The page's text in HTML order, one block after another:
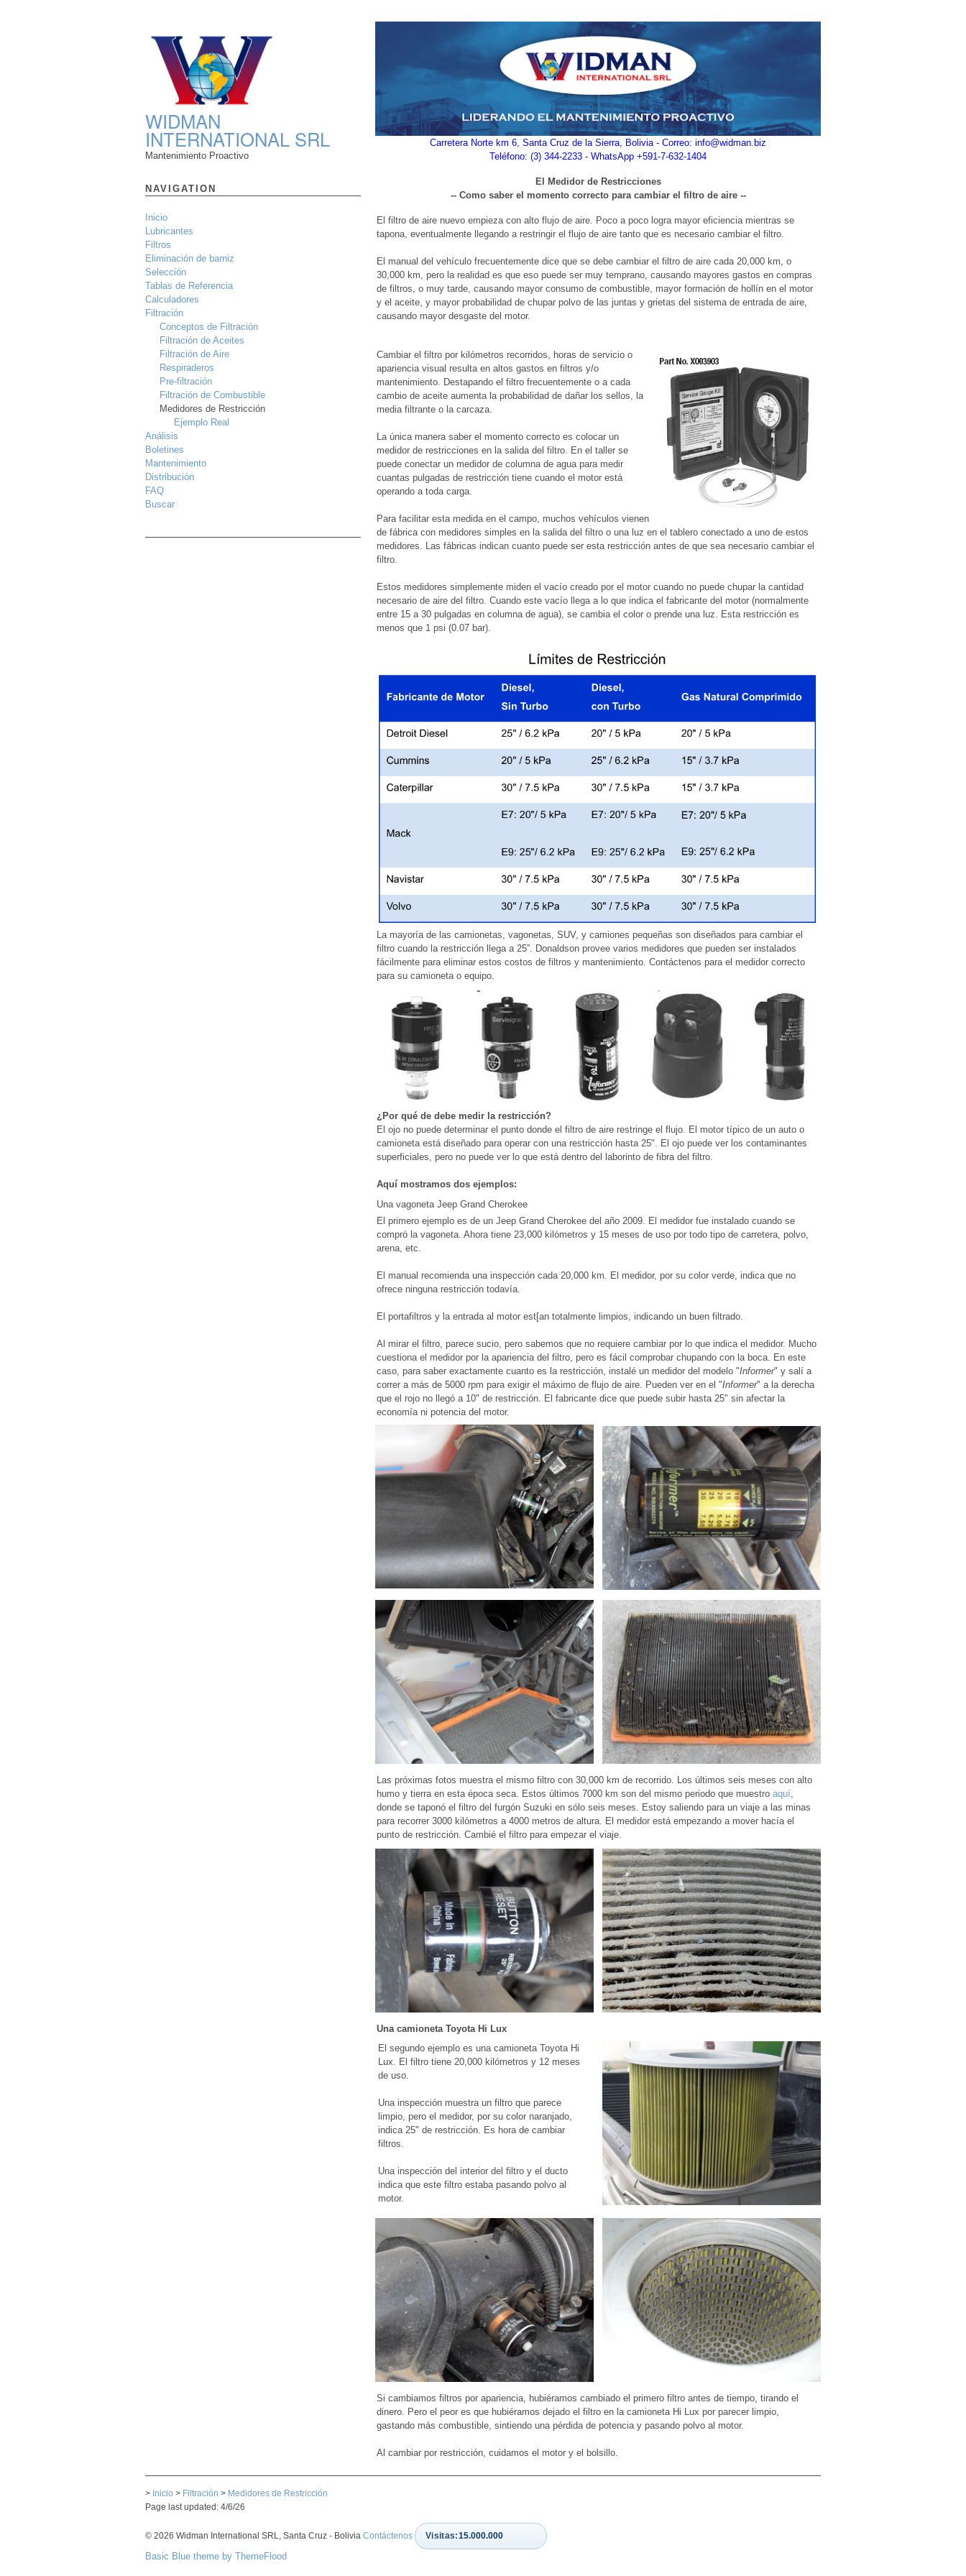
WIDMAN
INTERNATIONAL SRL
Mantenimiento Proactivo
NAVIGATION
Inicio
Lubricantes
Filtros
Eliminación de barniz
Selección
Tablas de Referencia
Calculadores
Filtración
Conceptos de Filtración
Filtración de Aceites
Filtración de Aire
Respiraderos
Pre-filtración
Filtración de Combustible
Medidores de Restricción
Ejemplo Real
Análisis
Boletines
Mantenimiento
Distribución
FAQ
Buscar
Carretera Norte km 6, Santa Cruz de la Sierra, Bolivia - Correo: info@widman.biz
Teléfono: (3) 344-2233 - WhatsApp +591-7-632-1404
El Medidor de Restricciones
-- Como saber el momento correcto para cambiar el filtro de aire --
El filtro de aire nuevo empieza con alto flujo de aire. Poco a poco logra mayor eficiencia mientras se
tapona, eventualmente llegando a restringir el flujo de aire tanto que es necesario cambiar el filtro.
El manual del vehículo frecuentemente dice que se debe cambiar el filtro de aire cada 20,000 km, o
30,000 km, pero la realidad es que eso puede ser muy temprano, causando mayores gastos en compras
de filtros, o muy tarde, causando mayor consumo de combustible, mayor formación de hollín en el motor
y el aceite, y mayor probabilidad de chupar polvo de las juntas y grietas del sistema de entrada de aire,
causando mayor desgaste del motor.
Cambiar el filtro por kilómetros recorridos, horas de servicio o
apariencia visual resulta en altos gastos en filtros y/o
mantenimiento. Destapando el filtro frecuentemente o a cada
cambio de aceite aumenta la probabilidad de dañar los sellos, la
media filtrante o la carcaza.
La única manera saber el momento correcto es colocar un
medidor de restricciones en la salida del filtro. En el taller se
puede conectar un medidor de columna de agua para medir
cuantas pulgadas de restricción tiene cuando el motor está
operando a toda carga.
Para facilitar esta medida en el campo, muchos vehículos vienen
de fábrica con medidores simples en la salida del filtro o una luz en el tablero conectado a uno de estos
medidores. Las fábricas indican cuanto puede ser esta restricción antes de que sea necesario cambiar el
filtro.
Estos medidores simplemente miden el vacío creado por el motor cuando no puede chupar la cantidad
necesario de aire del filtro. Cuando este vacío llega a lo que indica el fabricante del motor (normalmente
entre 15 a 30 pulgadas en columna de agua), se cambia el color o prende una luz. Esta restricción es
menos que 1 psi (0.07 bar).
La mayoría de las camionetas, vagonetas, SUV, y camiones pequeñas son diseñados para cambiar el
filtro cuando la restricción llega a 25”. Donaldson provee varios medidores que pueden ser instalados
fácilmente para eliminar estos costos de filtros y mantenimiento. Contáctenos para el medidor correcto
para su camioneta o equipo.
¿Por qué de debe medir la restricción?
El ojo no puede determinar el punto donde el filtro de aire restringe el flujo. El motor típico de un auto o
camioneta está diseñado para operar con una restricción hasta 25". El ojo puede ver los contaminantes
superficiales, pero no puede ver lo que está dentro del laborinto de fibra del filtro.
Aquí mostramos dos ejemplos:
Una vagoneta Jeep Grand Cherokee
El primero ejemplo es de un Jeep Grand Cherokee del año 2009. El medidor fue instalado cuando se
compró la vagoneta. Ahora tiene 23,000 kilómetros y 15 meses de uso por todo tipo de carretera, polvo,
arena, etc.
El manual recomienda una inspección cada 20,000 km. El medidor, por su color verde, indica que no
ofrece ninguna restricción todavía.
El portafiltros y la entrada al motor est[an totalmente limpios, indicando un buen filtrado.
Al mirar el filtro, parece sucio, pero sabemos que no requiere cambiar por lo que indica el medidor. Mucho
cuestiona el medidor por la apariencia del filtro, pero es fácil comprobar chupando con la boca. En este
caso, para saber exactamente cuanto es la restricción, instalé un medidor del modelo "Informer" y salí a
correr a más de 5000 rpm para exigir el máximo de flujo de aire. Pueden ver en el "Informer" a la derecha
que el rojo no llegó a 10" de restricción. El fabricante dice que puede subir hasta 25" sin afectar la
economía ni potencia del motor.
Las próximas fotos muestra el mismo filtro con 30,000 km de recorrido. Los últimos seis meses con alto
humo y tierra en esta época seca. Estos últimos 7000 km son del mismo periodo que muestro aquí
donde se taponó el filtro del furgón Suzuki en sólo seis meses. Estoy saliendo para un viaje a las minas
para recorrer 3000 kilómetros a 4000 metros de altura. El medidor está empezando a mover hacía el
punto de restricción. Cambié el filtro para empezar el viaje.
Una camioneta Toyota Hi Lux
El segundo ejemplo es una camioneta Toyota Hi
Lux. El filtro tiene 20,000 kilómetros y 12 meses
de uso.
Una inspección muestra un filtro que parece
limpio, pero el medidor, por su color naranjado,
indica 25" de restricción. Es hora de cambiar
filtros.
Una inspección del interior del filtro y el ducto
indica que este filtro estaba pasando polvo al
motor.
Si cambiamos filtros por apariencia, hubiéramos cambiado el primero filtro antes de tiempo, tirando el
dinero. Pero el peor es que hubiéramos dejado el filtro en la camioneta Hi Lux por parecer limpio,
gastando más combustible, sintiendo una pérdida de potencia y pasando polvo al motor.
Al cambiar por restricción, cuidamos el motor y el bolsillo.
> Inicio > Filtración > Medidores de Restricción
Page last updated: 4/6/26
© 2026 Widman International SRL, Santa Cruz - Bolivia Contáctenos Visitas:15.000.000
Basic Blue theme by ThemeFlood